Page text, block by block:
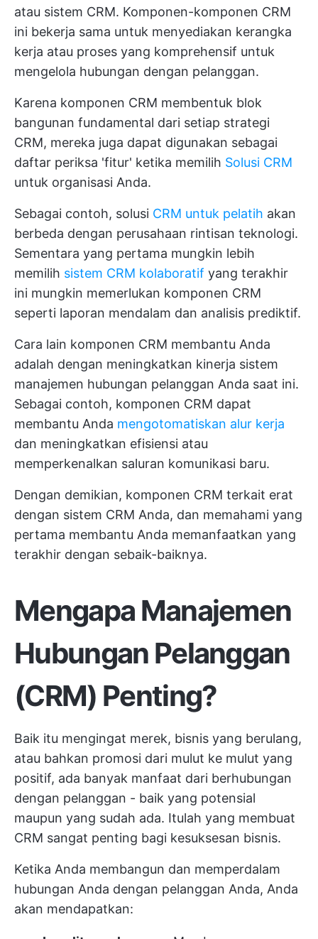
atau sistem CRM. Komponen-komponen CRM
ini bekerja sama untuk menyediakan kerangka
kerja atau proses yang komprehensif untuk
mengelola hubungan dengan pelanggan.
Karena komponen CRM membentuk blok
bangunan fundamental dari setiap strategi
CRM, mereka juga dapat digunakan sebagai
daftar periksa 'fitur' ketika memilih Solusi CRM
untuk organisasi Anda.
Sebagai contoh, solusi CRM untuk pelatih akan
berbeda dengan perusahaan rintisan teknologi.
Sementara yang pertama mungkin lebih
memilih sistem CRM kolaboratif yang terakhir
ini mungkin memerlukan komponen CRM
seperti laporan mendalam dan analisis prediktif.
Cara lain komponen CRM membantu Anda
adalah dengan meningkatkan kinerja sistem
manajemen hubungan pelanggan Anda saat ini.
Sebagai contoh, komponen CRM dapat
membantu Anda mengotomatiskan alur kerja
dan meningkatkan efisiensi atau
memperkenalkan saluran komunikasi baru.
Dengan demikian, komponen CRM terkait erat
dengan sistem CRM Anda, dan memahami yang
pertama membantu Anda memanfaatkan yang
terakhir dengan sebaik-baiknya.
Mengapa Manajemen
Hubungan Pelanggan
(CRM) Penting?
Baik itu mengingat merek, bisnis yang berulang,
atau bahkan promosi dari mulut ke mulut yang
positif, ada banyak manfaat dari berhubungan
dengan pelanggan - baik yang potensial
maupun yang sudah ada. Itulah yang membuat
CRM sangat penting bagi kesuksesan bisnis.
Ketika Anda membangun dan memperdalam
hubungan Anda dengan pelanggan Anda, Anda
akan mendapatkan: